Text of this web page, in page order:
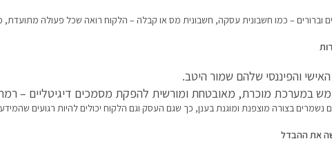
– כמו חשבונית עסקה, חשבונית מס או קבלה – הלקוח רואה שכל פעולה מתועדת,
והפיננסי שלהם שמור היטב.
במערכת מוכרת, מאובטחת ומורשית להפקת מסמכים דיגיטליים –
נשמרים בצורה מוצפנת ומוגנת בענן, כך שגם העסק וגם הלקוח יכולים להיות רגועים
אתההבדל